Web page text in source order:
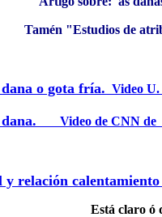
Tamén "Estudios de
o gota fría. Video
Video de CNN de
y relación
Está claro ó